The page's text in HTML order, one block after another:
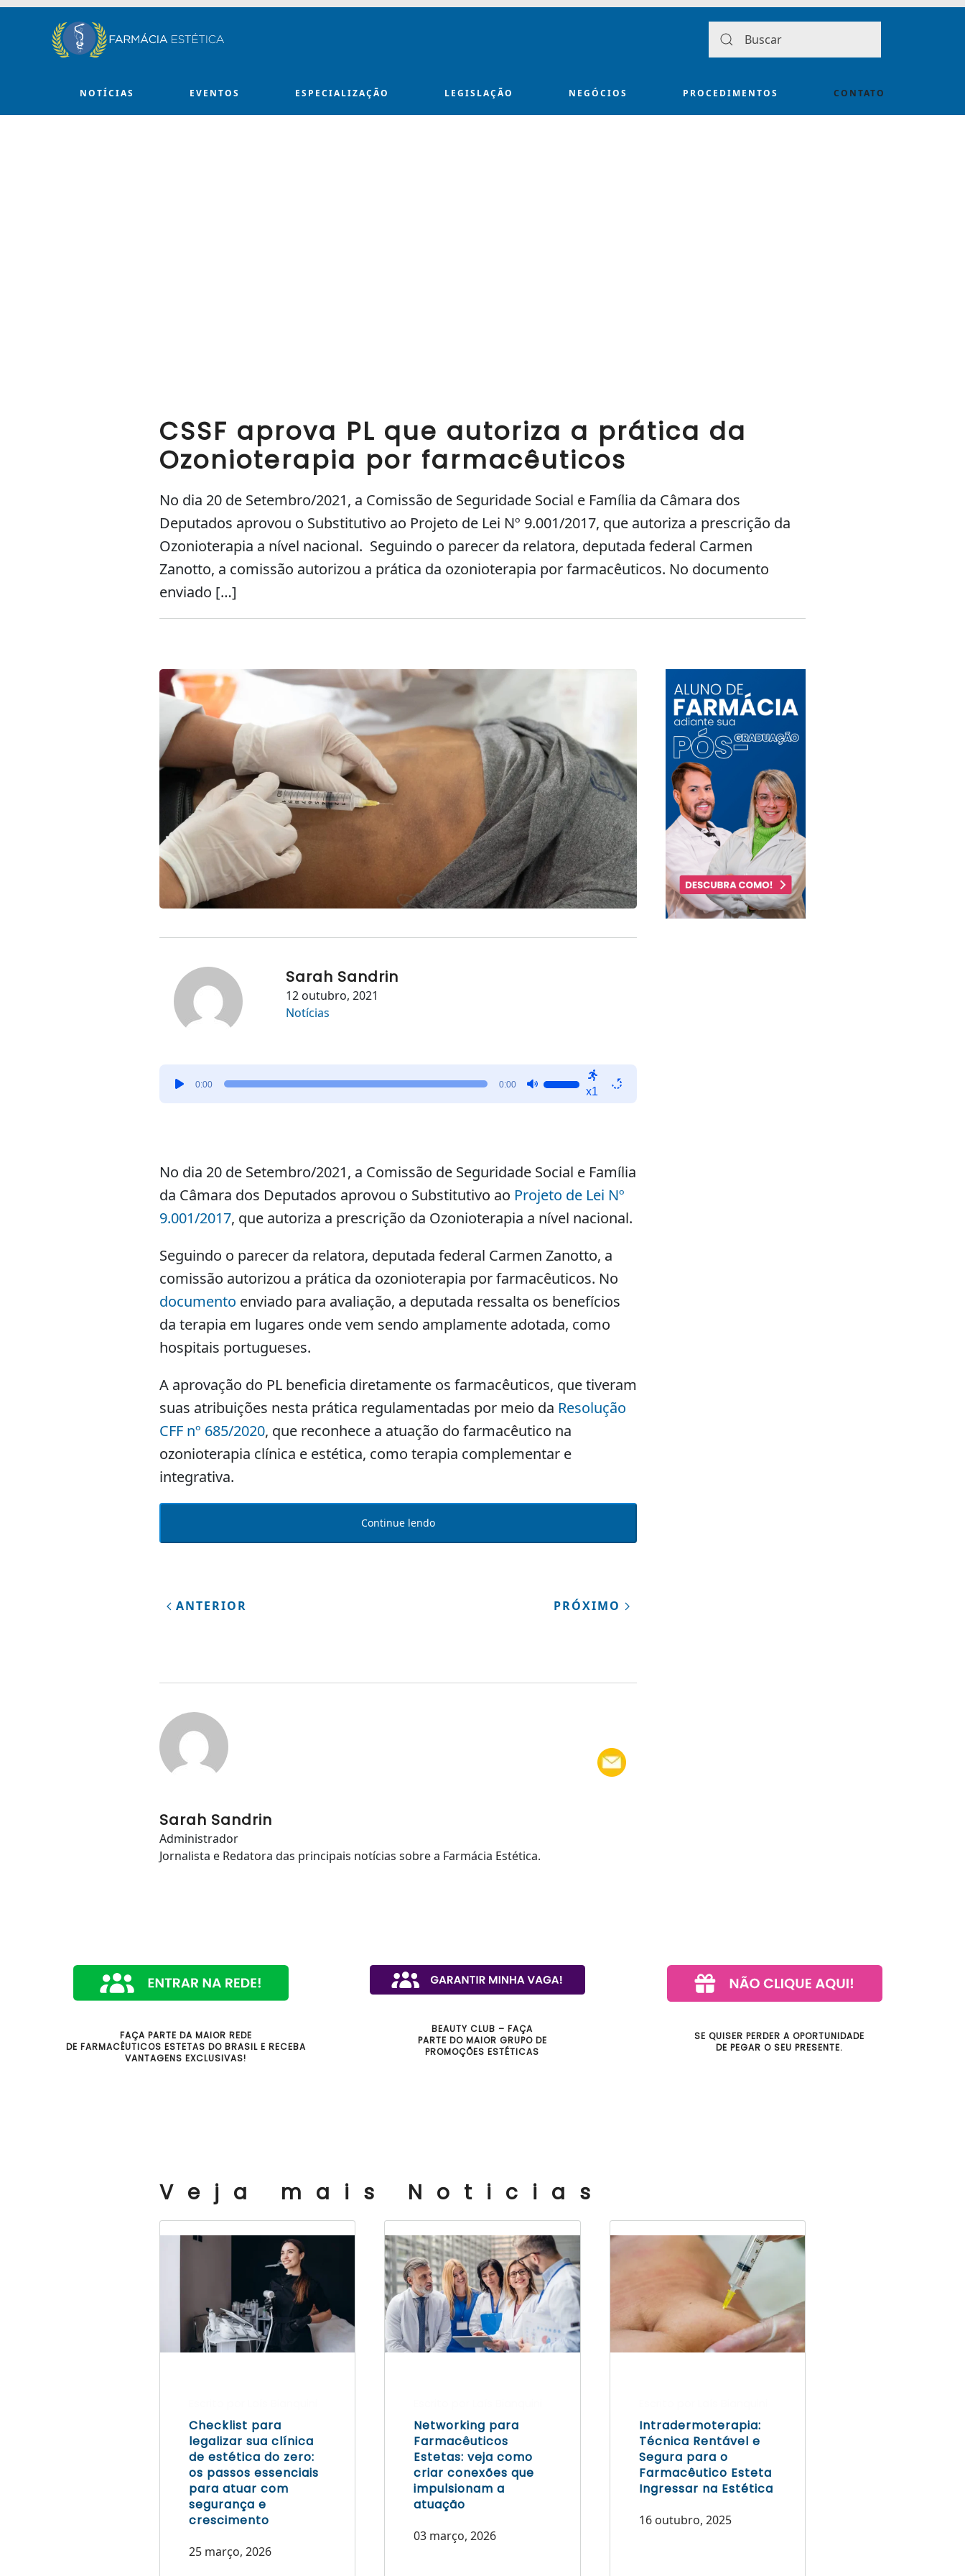
Skip to main content
NOTÍCIAS EVENTOS ESPECIALIZAÇÃO LEGISLAÇÃO NEGÓCIOS PROCEDIMENTOS CONTATO
CSSF aprova PL que autoriza a prática da
Ozonioterapia por farmacêuticos
No dia 20 de Setembro/2021, a Comissão de Seguridade Social e Família da Câmara dos
Deputados aprovou o Substitutivo ao Projeto de Lei Nº 9.001/2017, que autoriza a prescrição da
Ozonioterapia a nível nacional. Seguindo o parecer da relatora, deputada federal Carmen
Zanotto, a comissão autorizou a prática da ozonioterapia por farmacêuticos. No documento
enviado […]
Sarah Sandrin
12 outubro, 2021
Notícias
0:00 0:00
para
baixo
para
ou
o
volume.
x1
No dia 20 de Setembro/2021, a Comissão de Seguridade Social e Família
da Câmara dos Deputados aprovou o Substitutivo ao Projeto de Lei Nº
9.001/2017, que autoriza a prescrição da Ozonioterapia a nível nacional.
Seguindo o parecer da relatora, deputada federal Carmen Zanotto, a
comissão autorizou a prática da ozonioterapia por farmacêuticos. No
documento enviado para avaliação, a deputada ressalta os benefícios
da terapia em lugares onde vem sendo amplamente adotada, como
hospitais portugueses.
A aprovação do PL beneficia diretamente os farmacêuticos, que tiveram
suas atribuições nesta prática regulamentadas por meio da Resolução
CFF nº 685/2020, que reconhece a atuação do farmacêutico na
ozonioterapia clínica e estética, como terapia complementar e
integrativa.
Continue lendo
ANTERIOR PRÓXIMO
Sarah Sandrin
Administrador
Jornalista e Redatora das principais notícias sobre a Farmácia Estética.
FAÇA PARTE DA MAIOR REDE
DE FARMACÊUTICOS ESTETAS DO BRASIL E RECEBA
VANTAGENS EXCLUSIVAS!
BEAUTY CLUB – FAÇA
PARTE DO MAIOR GRUPO DE
PROMOÇÕES ESTÉTICAS
SE QUISER PERDER A OPORTUNIDADE
DE PEGAR O SEU PRESENTE.
Veja mais Noticias
Checklist para
legalizar sua clínica
de estética do zero:
os passos essenciais
para atuar com
segurança e
crescimento
25 março, 2026
Networking para
Farmacêuticos
Estetas: veja como
criar conexões que
impulsionam a
atuação
03 março, 2026
Intradermoterapia:
Técnica Rentável e
Segura para o
Farmacêutico Esteta
Ingressar na Estética
16 outubro, 2025